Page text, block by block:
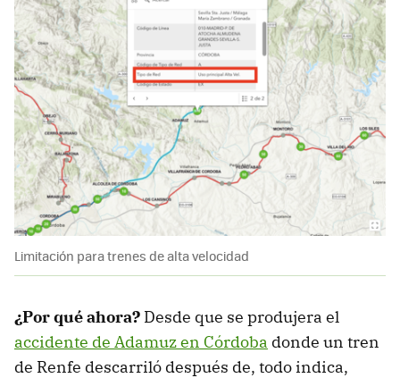
Limitación para trenes de alta velocidad
¿Por qué ahora? Desde que se produjera el
accidente de Adamuz en Córdoba donde un tren
de Renfe descarriló después de, todo indica,